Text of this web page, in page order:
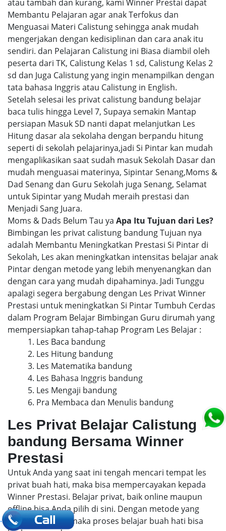
atau tambah dan kurang, kami Winner Prestai dapat
Membantu Pelajaran agar anak Terfokus dan
Menguasai Materi Calistung sehingga anak mudah
mengerjakan dengan kedisiplinan dan cara anak itu
sendiri. dan Pelajaran Calistung ini Biasa diambil oleh
peserta dari TK, Calistung Kelas 1 sd, Calistung Kelas 2
sd dan Juga Calistung yang ingin menampilkan dengan
tata bahasa Inggris atau Calistung in English.
Setelah selesai les privat calistung bandung belajar
baca tulis hingga Level 7, Supaya semakin Mantap
persiapan Masuk SD nanti dapat melanjutkan Les
Hitung dasar ala sekolaha dengan berpandu hitung
seperti di sekolah pelajarinya,jadi Si Pintar kan mudah
mengaplikasikan saat sudah masuk Sekolah Dasar dan
mudah menguasai materinya, Sipintar Senang,Moms &
Dad Senang dan Guru Sekolah juga Senang, Selamat
untuk Sipintar yang Mudah meraih prestasi dan
Menjadi Sang Juara.
Moms & Dads Belum Tau ya Apa Itu Tujuan dari Les?
Bimbingan les privat calistung bandung Tujuan nya
adalah Membantu Meningkatkan Prestasi Si Pintar di
Sekolah, Les akan meningkatkan intensitas belajar anak
Pintar dengan metode yang lebih menyenangkan dan
dengan cara yang mudah dipahaminya. Jadi Tunggu
apalagi segera bergabung dengan Les Privat Winner
Prestasi untuk meningkatkan Si Pintar Tumbuh Cerdas
dalam Program Belajar Bimbingan Guru dirumah yang
mempersiapkan tahap-tahap Program Les Belajar :
1. Les Baca bandung
2. Les Hitung bandung
3. Les Matematika bandung
4. Les Bahasa Inggris bandung
5. Les Mengaji bandung
6. Pra Membaca dan Menulis bandung
Les Privat Belajar Calistung
bandung Bersama Winner
Prestasi
Untuk Anda yang saat ini tengah mencari tempat les
privat buah hati, maka bisa mempercayakan kepada
Winner Prestasi. Belajar privat, baik online maupun
offline bisa Anda pilih di sini. Dengan metode yang
menyenangkan, maka proses belajar buah hati bisa
.